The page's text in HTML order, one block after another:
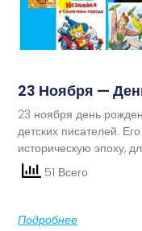
23 Ноября —
23 ноября день
детских писателей.
историческую эпоху,
51 Всего
Подробнее